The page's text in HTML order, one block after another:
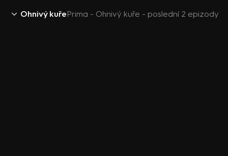
Ohnivý kuřePrima - Ohnivý kuře - poslední 2 epizody